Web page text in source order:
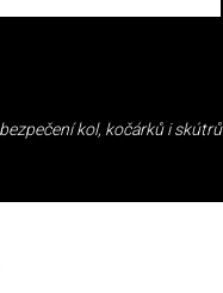
kol, kočárků i skútrů